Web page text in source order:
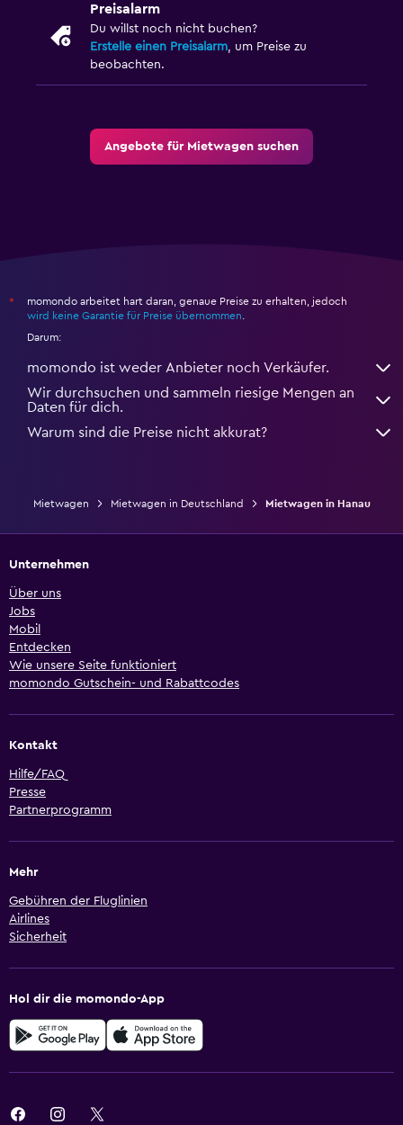
Preisalarm
Du willst noch nicht buchen?
Erstelle einen Preisalarm, um Preise zu
beobachten.
Angebote für Mietwagen suchen
*
momondo arbeitet hart daran, genaue Preise zu erhalten, jedoch
wird keine Garantie für Preise übernommen.
Darum:
momondo ist weder Anbieter noch Verkäufer.
Wir durchsuchen und sammeln riesige Mengen an
Daten für dich.
Warum sind die Preise nicht akkurat?
Mietwagen Mietwagen in Deutschland Mietwagen in Hanau
Unternehmen
Über uns
Jobs
Mobil
Entdecken
Wie unsere Seite funktioniert
momondo Gutschein- und Rabattcodes
Kontakt
Hilfe/FAQ
Presse
Partnerprogramm
Mehr
Gebühren der Fluglinien
Airlines
Sicherheit
Hol dir die momondo-App